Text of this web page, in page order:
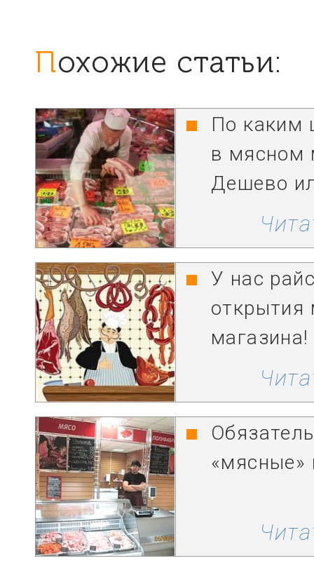
Похожие статьи:
По каким
в мясном
Дешево
У нас
открытия
«мясные»